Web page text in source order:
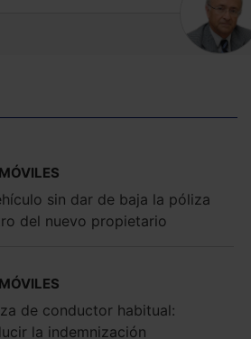
sin dar de baja la póliza
del nuevo propietario
de conductor habitual:
la indemnización